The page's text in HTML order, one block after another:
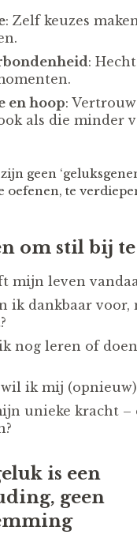
: Zelf keuzes
:
en hoop:
als die minder
geen
oefenen, te
om stil bij te
mijn leven
ik dankbaar voor,
nog leren of
ik mij
unieke kracht –
is een
geen